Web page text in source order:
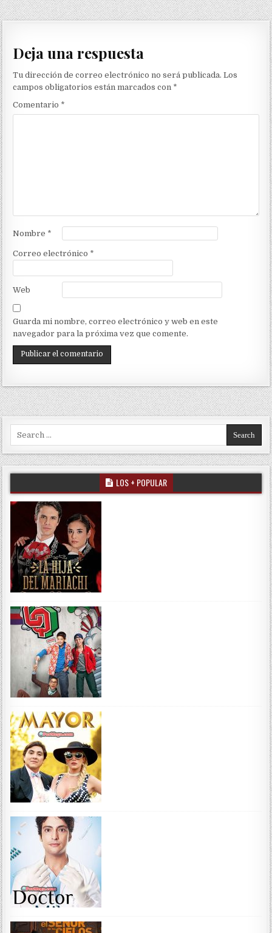
Deja una respuesta
Tu dirección de correo electrónico no será publicada. Los
campos obligatorios están marcados con *
Comentario *
Nombre *
Correo electrónico *
Web
Guarda mi nombre, correo electrónico y web en este
navegador para la próxima vez que comente.
LOS + POPULAR